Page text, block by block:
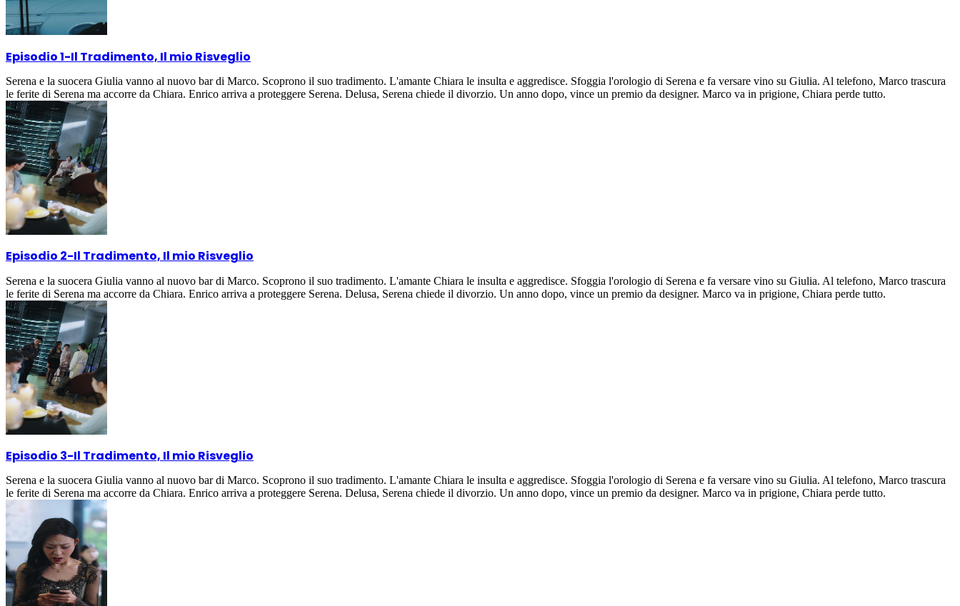
Episodio 1-Il Tradimento, Il mio Risveglio
Serena e la suocera Giulia vanno al nuovo bar di Marco. Scoprono il suo tradimento. L'amante Chiara le insulta e aggredisce. Sfoggia l'orologio di Serena e fa versare vino su Giulia. Al telefono, Marco trascura
le ferite di Serena ma accorre da Chiara. Enrico arriva a proteggere Serena. Delusa, Serena chiede il divorzio. Un anno dopo, vince un premio da designer. Marco va in prigione, Chiara perde tutto.
Episodio 2-Il Tradimento, Il mio Risveglio
Serena e la suocera Giulia vanno al nuovo bar di Marco. Scoprono il suo tradimento. L'amante Chiara le insulta e aggredisce. Sfoggia l'orologio di Serena e fa versare vino su Giulia. Al telefono, Marco trascura
le ferite di Serena ma accorre da Chiara. Enrico arriva a proteggere Serena. Delusa, Serena chiede il divorzio. Un anno dopo, vince un premio da designer. Marco va in prigione, Chiara perde tutto.
Episodio 3-Il Tradimento, Il mio Risveglio
Serena e la suocera Giulia vanno al nuovo bar di Marco. Scoprono il suo tradimento. L'amante Chiara le insulta e aggredisce. Sfoggia l'orologio di Serena e fa versare vino su Giulia. Al telefono, Marco trascura
le ferite di Serena ma accorre da Chiara. Enrico arriva a proteggere Serena. Delusa, Serena chiede il divorzio. Un anno dopo, vince un premio da designer. Marco va in prigione, Chiara perde tutto.